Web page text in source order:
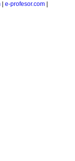
e-profesor.com